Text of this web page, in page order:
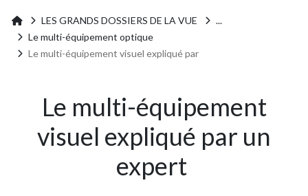
LES GRANDS DOSSIERS DE LA VUE
Le multi-équipement optique
Le multi-équipement visuel expliqué par
Le multi-équipement
visuel expliqué par un
expert